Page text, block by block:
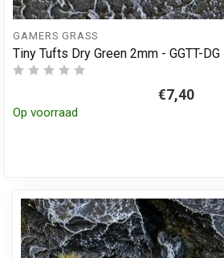
GAMERS GRASS
Tiny Tufts Dry Green 2mm - GGTT-DG
€7,40
Op voorraad